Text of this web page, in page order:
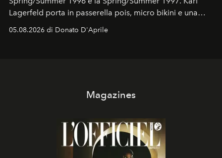
Lagerfeld porta in passerella pois, micro bikini e una
Kate, Claudia e Carla una dietro l'altra. Trent'anni dopo,
05.08.2026 di Donato D'Aprile
Magazines